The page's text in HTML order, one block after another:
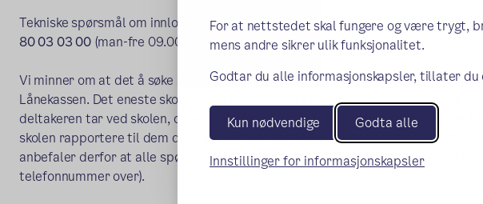
For at nettstedet skal fungere og være trygt,
mens andre sikrer ulik funksjonalitet.
Godtar du alle informasjonskapsler, tillater
Kun nødvendige Godta alle
Innstillinger for informasjonskapsler
Tekniske spørsmål om innlogging til Dine sider og signering av avtale om støtte:
80 03 03 00(man-fre 09.00-15.00).
Vi minner om at det å søke stipend/lån er en avtale som inngås mellom
Lånekassen. Det eneste skolen videreformidler til Lånekassen er hvor mange og
deltakeren tar ved skolen, og om deltakeren har møtt opp eller ei. Videre ber
skolen rapportere til dem dersom deltaker har 6 ukers sammenhengende fravær.
anbefaler derfor at alle spørsmål om regler og utregninger tas direkte med
telefonnummer over).